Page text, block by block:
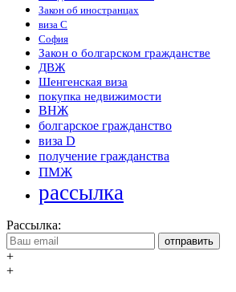
Закон об иностранцах
виза С
София
Закон о болгарском гражданстве
ДВЖ
Шенгенская виза
покупка недвижимости
ВНЖ
болгарское гражданство
виза D
получение гражданства
ПМЖ
рассылка
Рассылка:
отправить
+
+